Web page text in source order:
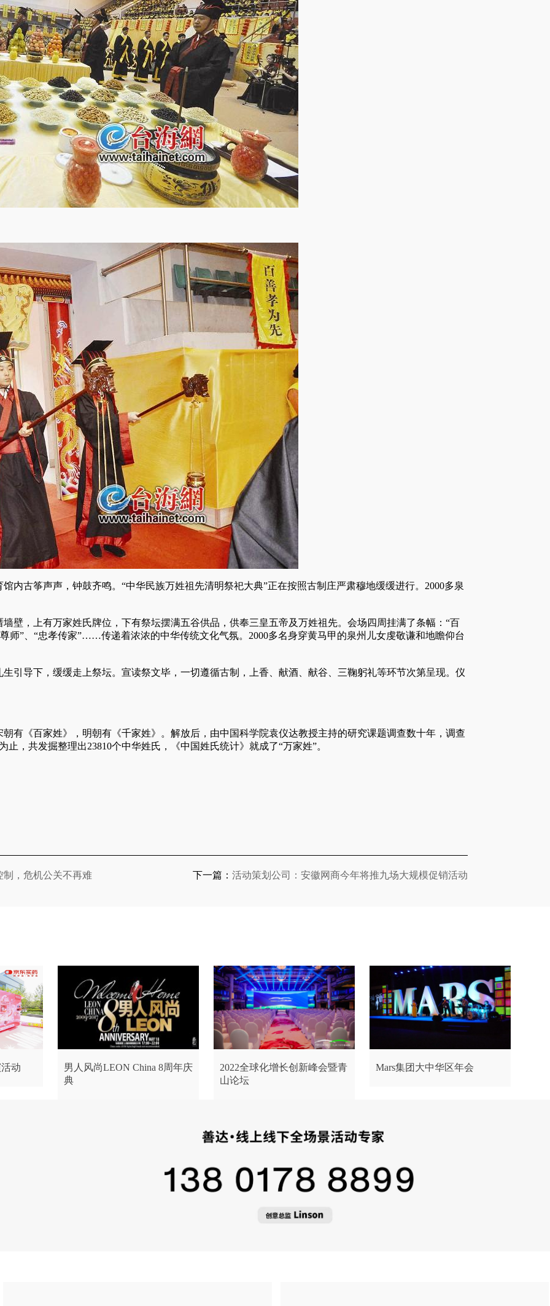
内古筝声声，钟鼓齐鸣。“中华民族万姓祖先清明祭祀大典”正在按照古制庄严肃穆地缓缓进行。2000多泉
壁，上有万家姓氏牌位，下有祭坛摆满五谷供品，供奉三皇五帝及万姓祖先。会场 四周挂满了条幅：“百
师”、“忠孝传家”……传递着浓浓的中华传统文化气氛。2000多名身穿黄马甲的泉州儿女虔敬谦和地瞻仰台
导下，缓缓走上祭坛。宣读祭文毕，一切遵循古制，上香、献酒、献谷、三鞠躬礼等环节次第呈现。仪
《百家姓》，明朝有《千家姓》。解放后，由中国科学院袁仪达教授主持的研究课题调查数十年，调查
，共发掘整理出23810个中华姓氏，《中国姓氏统计》就成了“万家姓”。
制，危机公关不再难 下一篇： 活动策划公司：安徽网商今年将推九场大规模促销活动
动
男人风尚LEON China 8周年庆
典
2022全球化增长创新峰会暨青
山论坛
Mars集团大中华区年会